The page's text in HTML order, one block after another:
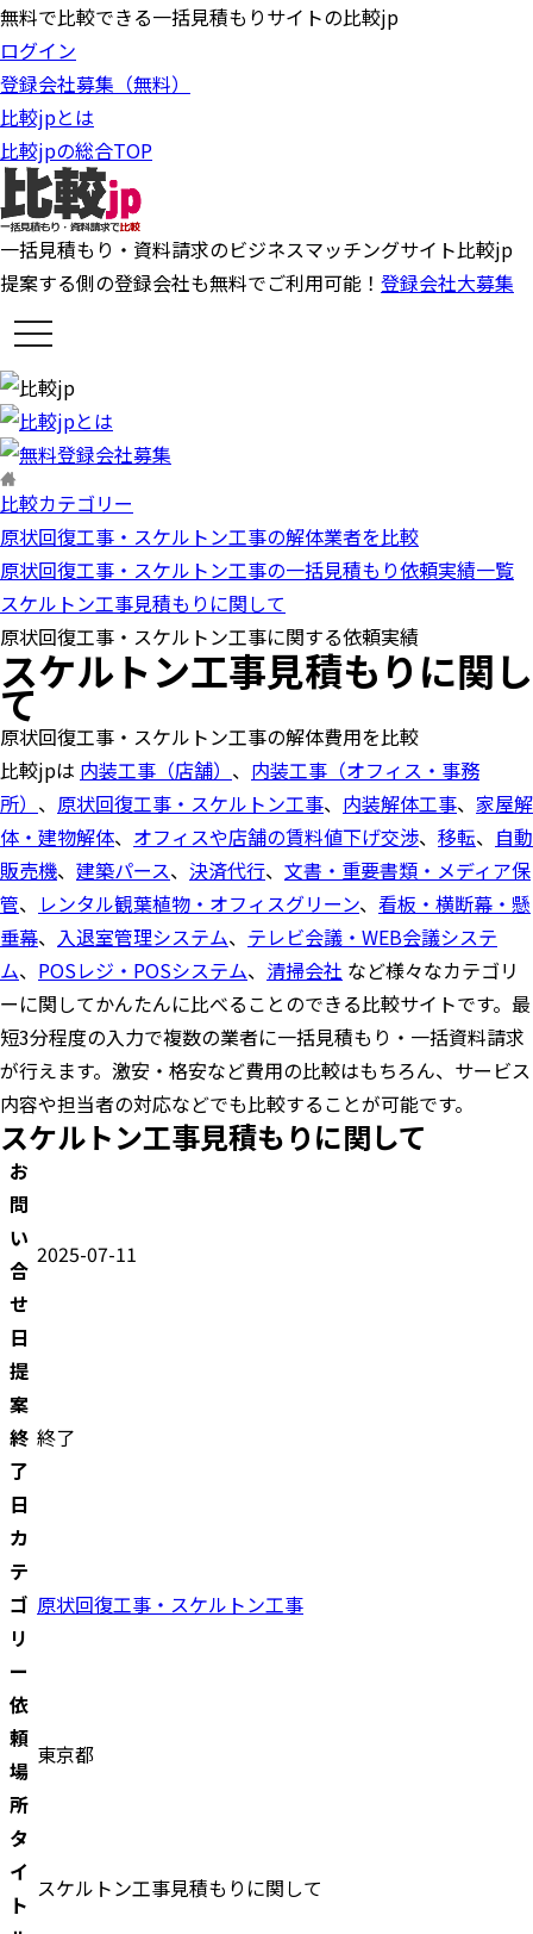
無料で比較できる一括見積もりサイトの比較jp
ログイン
登録会社募集（無料）
比較jpとは
比較jpの総合TOP
一括見積もり・資料請求のビジネスマッチングサイト比較jp
提案する側の登録会社も無料でご利用可能！ 登録会社大募集
t
o
g
l
e
n
a
g
a
t
i
o
n
比較カテゴリー
原状回復工事・スケルトン工事の解体業者を比較
原状回復工事・スケルトン工事の一括見積もり依頼実績一覧
スケルトン工事見積もりに関して
原状回復工事・スケルトン工事に関する依頼実績
スケルトン工事見積もりに関し
て
原状回復工事・スケルトン工事の解体費用を比較
比較jpは 内装工事（店舗） 、 内装工事（オフィス・事務
所） 、 原状回復工事・スケルトン工事、 内装解体工事、 家屋解
体・建物解体、 オフィスや店舗の賃料値下げ交渉、 移転、 自動
販売機、 建築パース、 決済代行、 文書・重要書類・メディア保
管、 レンタル観葉植物・オフィスグリーン、 看板・横断幕・懸
垂幕、 入退室管理システム、 テレビ会議・WEB会議システ
ム、 POSレジ・POSシステム、 清掃会社 など様々なカテゴリ
ーに関してかんたんに比べることのできる比較サイトです。最
短3分程度の入力で複数の業者に一括見積もり・一括資料請求
が行えます。激安・格安など費用の比較はもちろん、サービス
内容や担当者の対応などでも比較することが可能です。
スケルトン工事見積もりに関して
お
問
い
合
せ
日
2025-07-11
提
案
終
了
日
終了
カ
テ
ゴ
リ
ー
原状回復工事・スケルトン工事
依
頼
場
所
東京都
タ
イ
ト
スケルトン工事見積もりに関して